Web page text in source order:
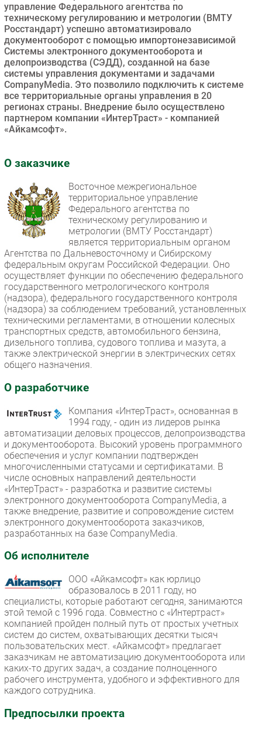
Безопасность
Инновации
CIO/Управление ИТ
Гаджеты
Здоровье
РАЗДЕЛЫ
Мероприятия
Проекты
IT класс
Тестовый стенд
Каталог компаний
управление Федерального агентства по
техническому регулированию и метрологии (ВМТУ
Росстандарт) успешно автоматизировало
документооборот с помощью импортонезависимой
Системы электронного документооборота и
делопроизводства (СЭДД), созданной на базе
системы управления документами и задачами
CompanyMedia. Это позволило подключить к системе
все территориальные органы управления в 20
регионах страны. Внедрение было осуществлено
партнером компании «ИнтерТраст» - компанией
«Айкамсофт».
О заказчике
Восточное межрегиональное
территориальное управление
Федерального агентства по
техническому регулированию и
метрологии (ВМТУ Росстандарт)
является территориальным органом
Агентства по Дальневосточному и Сибирскому
федеральным округам Российской Федерации. Оно
осуществляет функции по обеспечению федерального
государственного метрологического контроля
(надзора), федерального государственного контроля
(надзора) за соблюдением требований, установленных
техническими регламентами, в отношении колесных
транспортных средств, автомобильного бензина,
дизельного топлива, судового топлива и мазута, а
также электрической энергии в электрических сетях
общего назначения.
О разработчике
Компания «ИнтерТраст», основанная в
1994 году, - один из лидеров рынка
автоматизации деловых процессов, делопроизводства
и документооборота. Высокий уровень программного
обеспечения и услуг компании подтвержден
многочисленными статусами и сертификатами. В
числе основных направлений деятельности
«ИнтерТраст» - разработка и развитие системы
электронного документооборота CompanyMedia, а
также внедрение, развитие и сопровождение систем
электронного документооборота заказчиков,
разработанных на базе CompanyMedia.
Об исполнителе
ООО «Айкамсофт» как юрлицо
образовалось в 2011 году, но
специалисты, которые работают сегодня, занимаются
этой темой с 1996 года. Совместно с «Интертраст»
компанией пройден полный путь от простых учетных
систем до систем, охватывающих десятки тысяч
пользовательских мест. «Айкамсофт» предлагает
заказчикам не автоматизацию документооборота или
каких-то других задач, а создание полноценного
рабочего инструмента, удобного и эффективного для
каждого сотрудника.
Предпосылки проекта